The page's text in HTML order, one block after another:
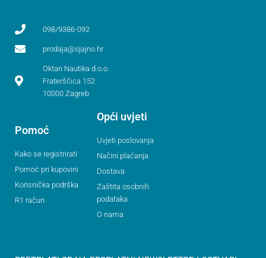
098/9386-092
prodaja@sjajno.hr
Oktan Nautika d.o.o.
Fraterščica 152
10000 Zagreb
Pomoć
Kako se registrirati
Pomoć pri kupovini
Korisnička podrška
R1 račun
Opći uvjeti
Uvjeti poslovanja
Načini plaćanja
Dostava
Zaštita osobnih
podataka
O nama